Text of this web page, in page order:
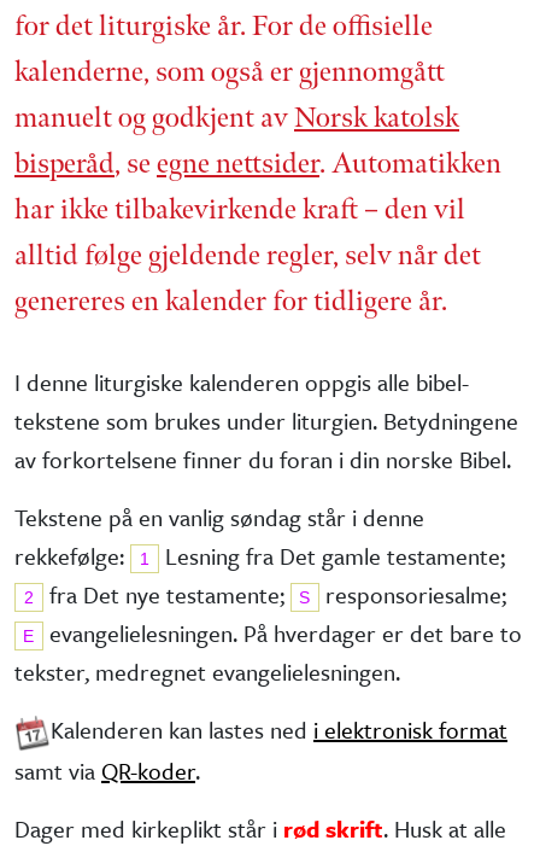
for det liturgiske år. For de offisielle
kalenderne, som også er gjennom­gått
manuelt og godkjent avNorsk katolsk
bisperåd, se egne nettsider. Automatikken
har ikke tilbake­virkende kraft – den vil
alltid følge gjeldende regler, selv når det
genereres en kalender for tidligere år.
I denne liturgiske kalenderen oppgis alle bibel­
tekstene som brukes under liturgien. Betydningene
av forkortelsene finner du foran i din norske Bibel.
Tekstene på en vanlig søndag står i denne
rekkefølge:
1 Lesning fra Det gamle testa­mente;
2 fra Det nye testa­mente; S responsorie­salme;
E
evangelie­lesningen. På hverdager er det bare to
tekster, medregnet evangelielesningen.
Kalenderen kan lastes ned i elektronisk format
samt via QR-koder.
Dager med kirkeplikt står i rød skrift. Husk at alle